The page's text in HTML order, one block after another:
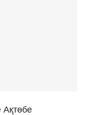
Ақтөбе